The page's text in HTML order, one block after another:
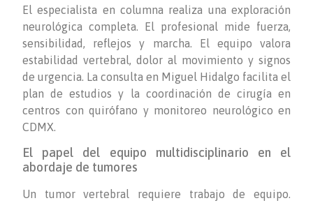
El especialista en columna realiza una exploración
neurológica completa. El profesional mide fuerza,
sensibilidad, reflejos y marcha. El equipo valora
estabilidad vertebral, dolor al movimiento y signos
de urgencia. La consulta en Miguel Hidalgo facilita el
plan de estudios y la coordinación de cirugía en
centros con quirófano y monitoreo neurológico en
CDMX.
El papel del equipo multidisciplinario en el
abordaje de tumores
Un tumor vertebral requiere trabajo de equipo.